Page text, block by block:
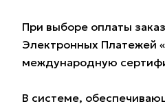
При выборе оплаты
Электронных Платежей
международную
В системе,